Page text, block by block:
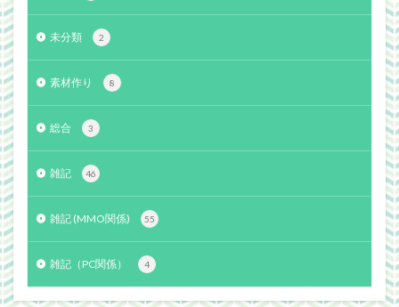
未分類 2
素材作り 8
総合 3
雑記 46
雑記 (MMO関係) 55
雑記（PC関係） 4